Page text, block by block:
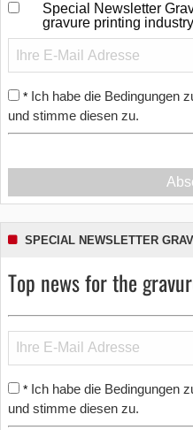
Special Newsletter
gravure printing industry
* Ich habe die Bedingungen
und stimme diesen zu.
SPECIAL NEWSLETTER
Top news for the
* Ich habe die Bedingungen
und stimme diesen zu.